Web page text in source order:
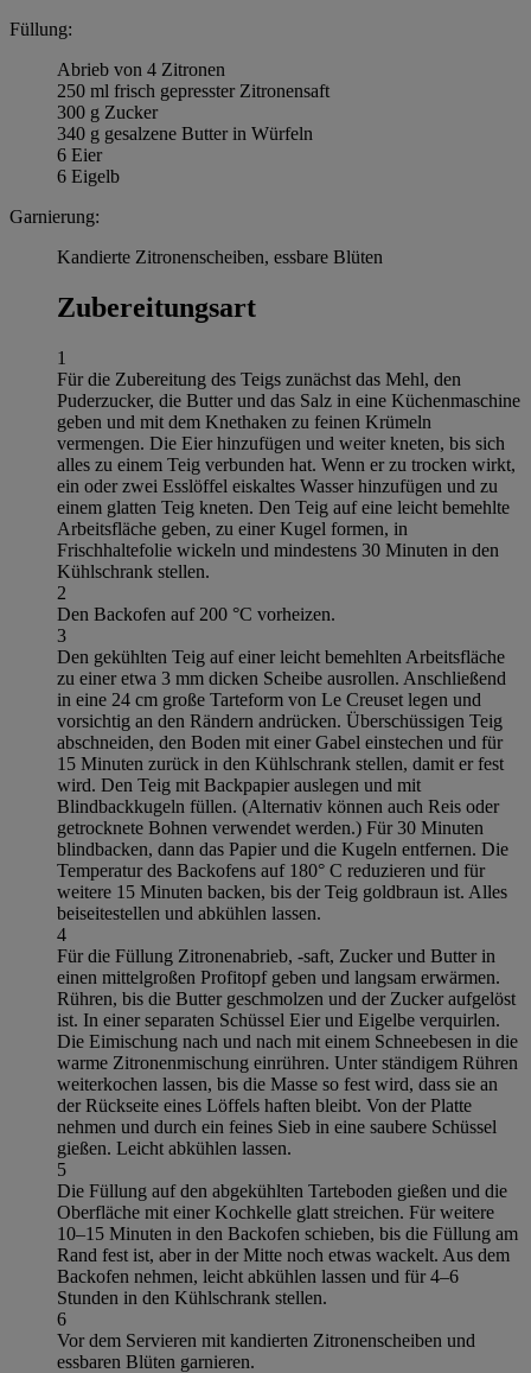
Füllung:
Abrieb von 4 Zitronen
250 ml frisch gepresster Zitronensaft
300 g Zucker
340 g gesalzene Butter in Würfeln
6 Eier
6 Eigelb
Garnierung:
Kandierte Zitronenscheiben, essbare Blüten
Zubereitungsart
1
Für die Zubereitung des Teigs zunächst das Mehl, den
Puderzucker, die Butter und das Salz in eine Küchenmaschine
geben und mit dem Knethaken zu feinen Krümeln
vermengen. Die Eier hinzufügen und weiter kneten, bis sich
alles zu einem Teig verbunden hat. Wenn er zu trocken wirkt,
ein oder zwei Esslöffel eiskaltes Wasser hinzufügen und zu
einem glatten Teig kneten. Den Teig auf eine leicht bemehlte
Arbeitsfläche geben, zu einer Kugel formen, in
Frischhaltefolie wickeln und mindestens 30 Minuten in den
Kühlschrank stellen.
2
Den Backofen auf 200 °C vorheizen.
3
Den gekühlten Teig auf einer leicht bemehlten Arbeitsfläche
zu einer etwa 3 mm dicken Scheibe ausrollen. Anschließend
in eine 24 cm große Tarteform von Le Creuset legen und
vorsichtig an den Rändern andrücken. Überschüssigen Teig
abschneiden, den Boden mit einer Gabel einstechen und für
15 Minuten zurück in den Kühlschrank stellen, damit er fest
wird. Den Teig mit Backpapier auslegen und mit
Blindbackkugeln füllen. (Alternativ können auch Reis oder
getrocknete Bohnen verwendet werden.) Für 30 Minuten
blindbacken, dann das Papier und die Kugeln entfernen. Die
Temperatur des Backofens auf 180° C reduzieren und für
weitere 15 Minuten backen, bis der Teig goldbraun ist. Alles
beiseitestellen und abkühlen lassen.
4
Für die Füllung Zitronenabrieb, -saft, Zucker und Butter in
einen mittelgroßen Profitopf geben und langsam erwärmen.
Rühren, bis die Butter geschmolzen und der Zucker aufgelöst
ist. In einer separaten Schüssel Eier und Eigelbe verquirlen.
Die Eimischung nach und nach mit einem Schneebesen in die
warme Zitronenmischung einrühren. Unter ständigem Rühren
weiterkochen lassen, bis die Masse so fest wird, dass sie an
der Rückseite eines Löffels haften bleibt. Von der Platte
nehmen und durch ein feines Sieb in eine saubere Schüssel
gießen. Leicht abkühlen lassen.
5
Die Füllung auf den abgekühlten Tarteboden gießen und die
Oberfläche mit einer Kochkelle glatt streichen. Für weitere
10–15 Minuten in den Backofen schieben, bis die Füllung am
Rand fest ist, aber in der Mitte noch etwas wackelt. Aus dem
Backofen nehmen, leicht abkühlen lassen und für 4–6
Stunden in den Kühlschrank stellen.
6
Vor dem Servieren mit kandierten Zitronenscheiben und
essbaren Blüten garnieren.